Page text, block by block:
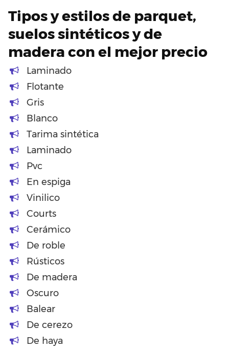
Tipos y estilos de parquet,
suelos sintéticos y de
madera con el mejor precio
Laminado
Flotante
Gris
Blanco
Tarima sintética
Laminado
Pvc
En espiga
Vinilico
Courts
Cerámico
De roble
Rústicos
De madera
Oscuro
Balear
De cerezo
De haya